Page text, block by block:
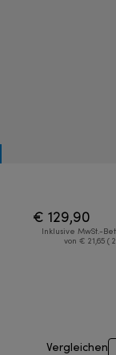
€ 129,90
Inklusive MwSt.-
von € 21,65 (
Vergleichen